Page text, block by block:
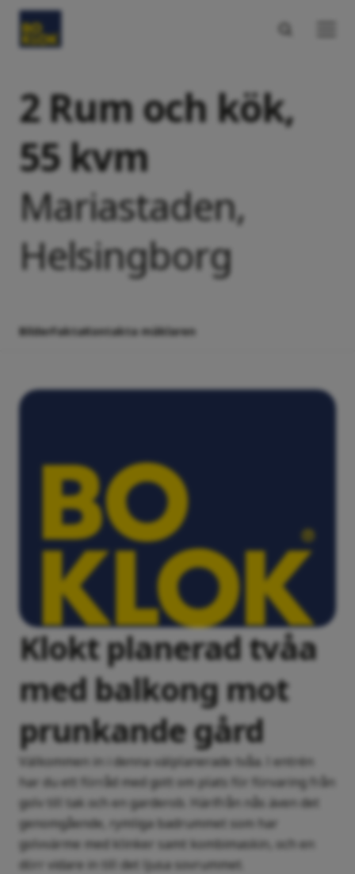
2 Rum och kök,
55 kvm
Mariastaden,
Helsingborg
BilderFaktaKontakta mäklaren
Klokt planerad tvåa
med balkong mot
prunkande gård
Välkommen in i denna välplanerade tvåa. I entrén
har du ett förråd med gott om plats för förvaring från
golv till tak och en garderob. Härifrån nås även det
genomgående, rymliga badrummet som har
golvvärme med klinker samt kombimaskin, och en
dörr vidare in till det ljusa sovrummet.